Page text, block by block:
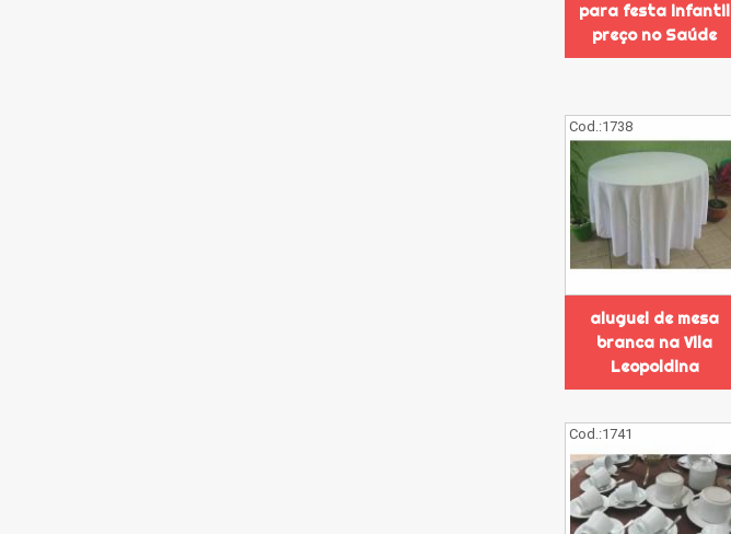
para festa infantil
preço no Saúde
Cod.:1738
aluguel de mesa
branca na Vila
Leopoldina
Cod.:1741